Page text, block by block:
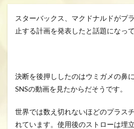
スターバックス、マクドナルドがプ
止する計画を発表したと話題になって
決断を後押ししたのはウミガメの鼻
SNSの動画を見たからだそうです。
世界では数え切れないほどのプラス
れています。使用後のストローは埋
龍さん、見える見えない、当たり前
龍の背、龍神様、夢、実現